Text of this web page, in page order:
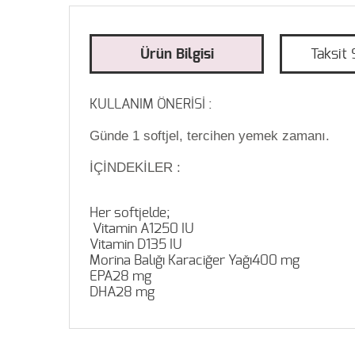
Ürün Bilgisi Taksit
KULLANIM ÖNERİSİ :
Günde 1 softjel, tercihen yemek zamanı.
İÇİNDEKİLER :
Her softjelde;
Vitamin A1250 IU
Vitamin D135 IU
Morina Balığı Karaciğer Yağı400 mg
EPA28 mg
DHA28 mg